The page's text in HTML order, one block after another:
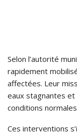
Selon l’autorité
rapidement
affectées. Leur
eaux stagnantes
conditions
Ces interventions